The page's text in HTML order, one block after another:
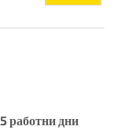
5 работни дни